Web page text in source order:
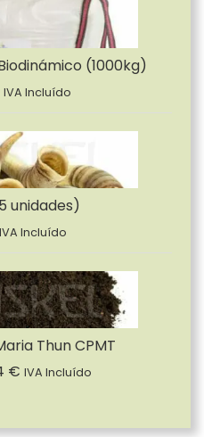
(1000kg)
IVA Incluído
unidades)
IVA Incluído
Thun CPMT
€ IVA Incluído